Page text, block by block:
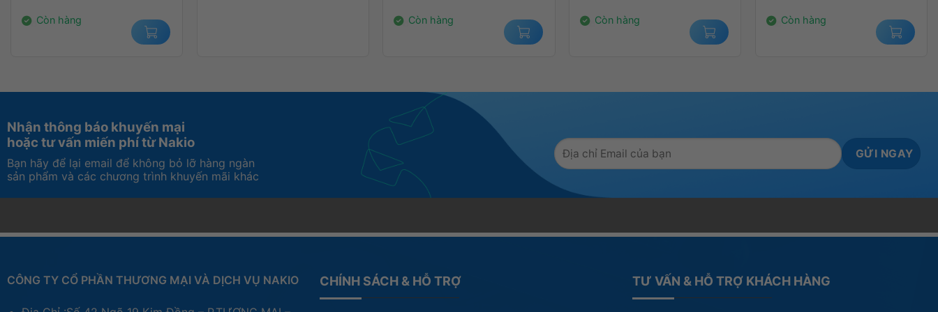
Còn hàng Còn hàng Còn hàng Còn hàng
Nhận thông báo khuyến mại
hoặc tư vấn miến phí từ Nakio
Bạn hãy để lại email để không bỏ lỡ hàng ngàn
sản phẩm và các chương trình khuyến mãi khác
CÔNG TY CỔ PHẦN THƯƠNG MẠI VÀ DỊCH VỤ NAKIO CHÍNH SÁCH & HỖ TRỢ TƯ VẤN & HỖ TRỢ KHÁCH HÀNG